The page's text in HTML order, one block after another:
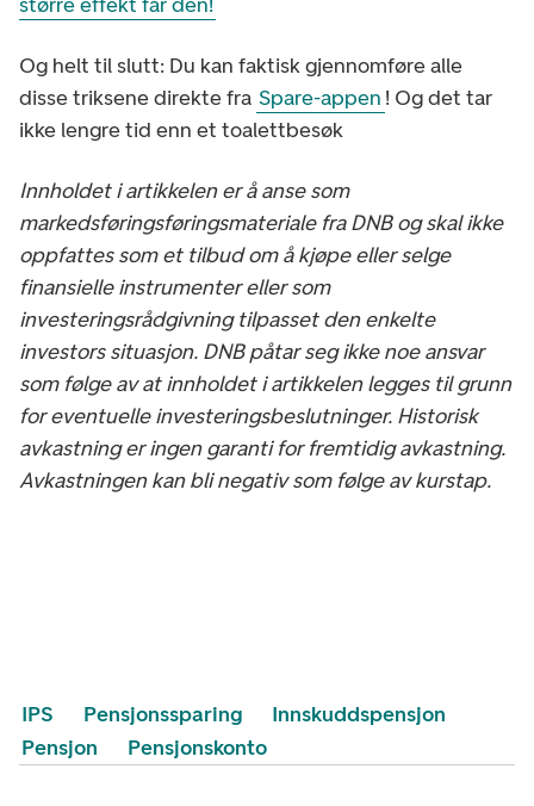
Og helt til slutt: Du kan faktisk gjennomføre alle
disse triksene direkte fra Spare-appen ! Og det tar
ikke lengre tid enn et toalettbesøk
Innholdet i artikkelen er å anse som
markedsføringsføringsmateriale fra DNB og skal ikke
oppfattes som et tilbud om å kjøpe eller selge
finansielle instrumenter eller som
investeringsrådgivning tilpasset den enkelte
investors situasjon. DNB påtar seg ikke noe ansvar
som følge av at innholdet i artikkelen legges til grunn
for eventuelle investeringsbeslutninger. Historisk
avkastning er ingen garanti for fremtidig avkastning.
Avkastningen kan bli negativ som følge av kurstap.
IPS Pensjonssparing
Innskuddspensjon
Pensjon
Pensjonskonto